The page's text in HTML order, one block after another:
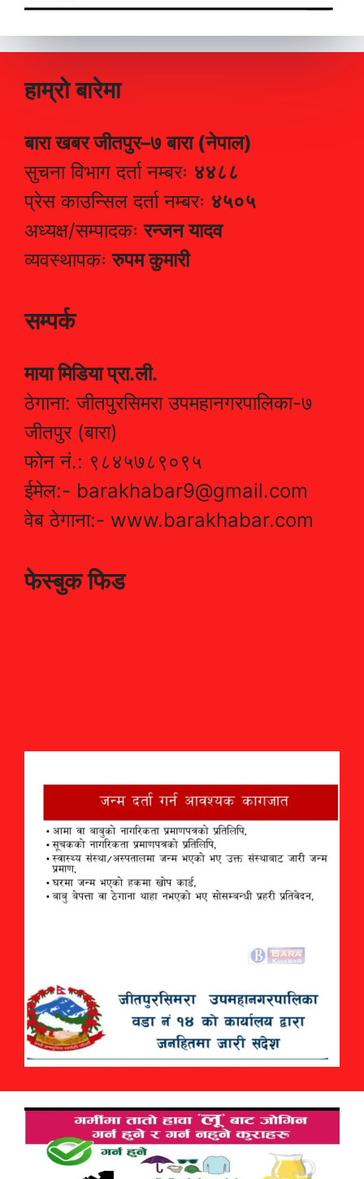
हाम्रो बारेमा
बारा खबर जीतपुर–७ बारा (नेपाल)
सुचना विभाग दर्ता नम्बरः ४४८८
प्रेस काउन्सिल दर्ता नम्बरः ४५०५
अध्यक्ष/सम्पादकःरन्जन यादव
व्यवस्थापकःरुपम कुमारी
सम्पर्क
माया मिडिया प्रा.ली.
ठेगाना: जीतपुरसिमरा उपमहानगरपालिका-७
जीतपुर (बारा)
फोन नं.: ९८४५७८९०९५
ईमेल:- barakhabar9@gmail.com
वेब ठेगाना:- www.barakhabar.com
फेस्बुक फिड